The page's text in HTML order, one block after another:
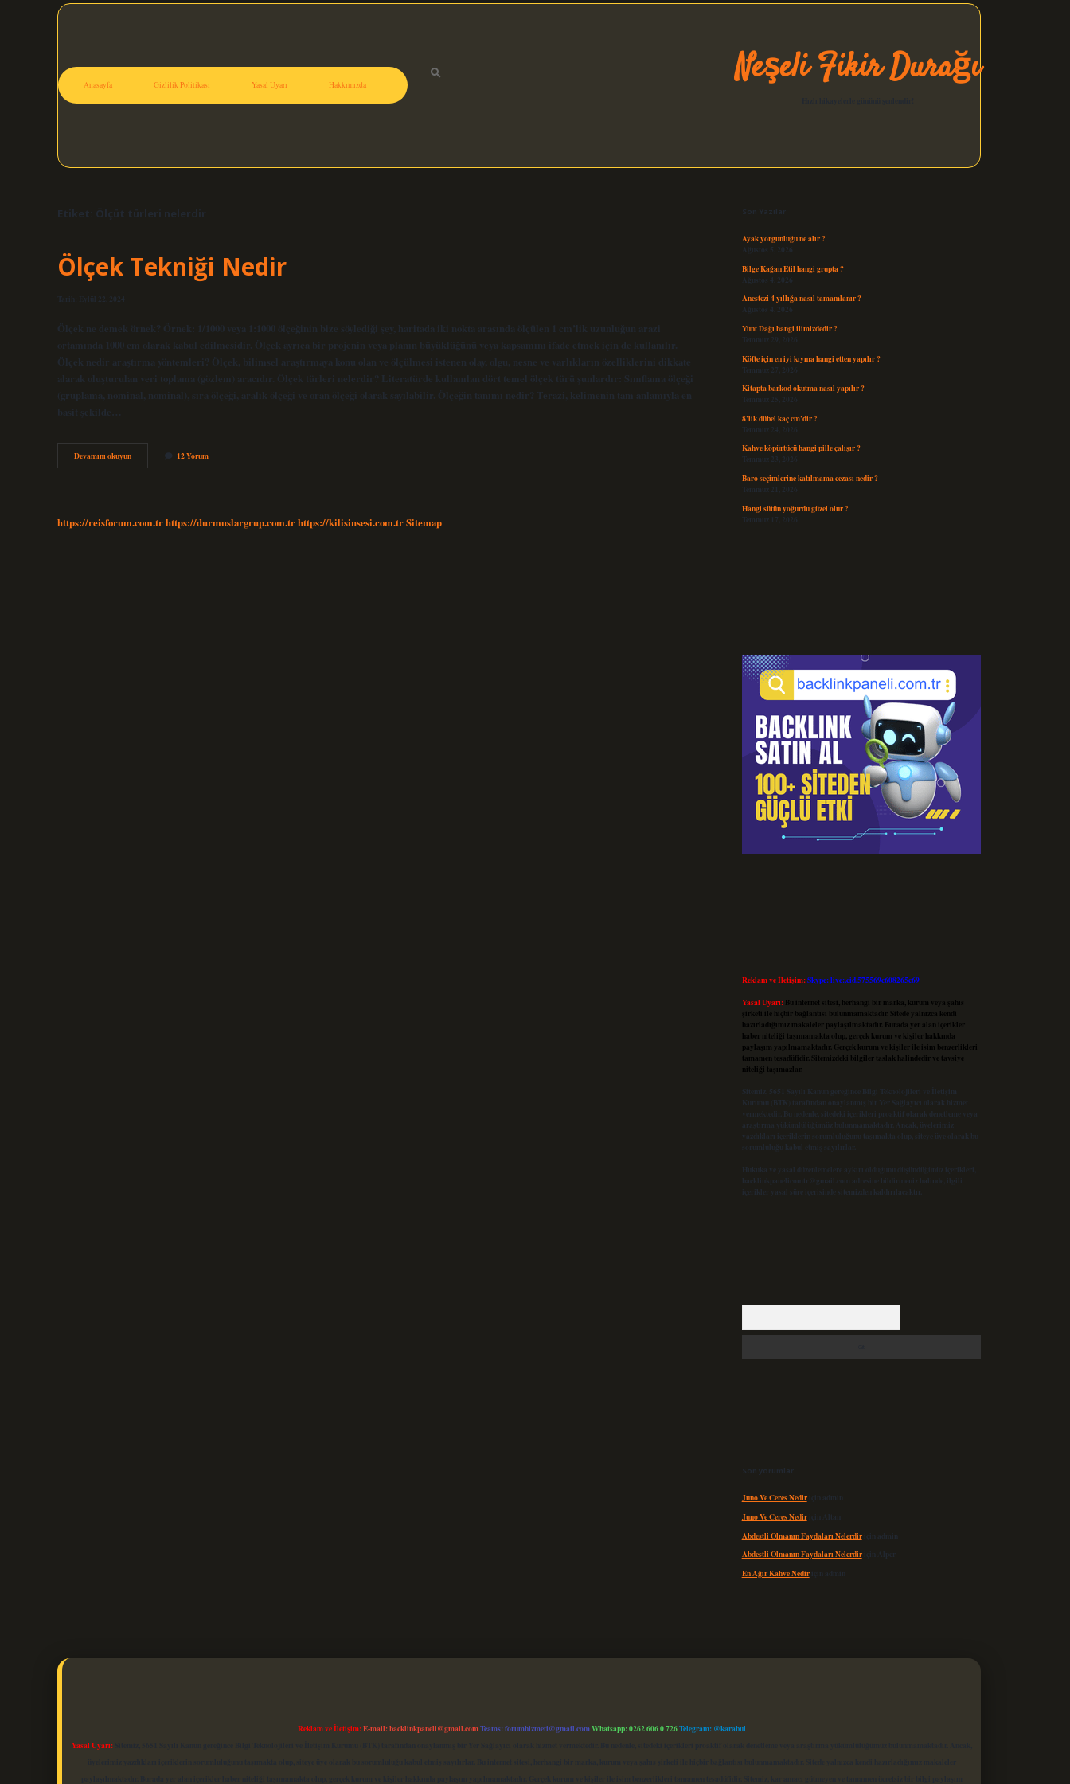
Anasayfa Gizlilik Politikası Yasal Uyarı Hakkımızda Neşeli Fikir Durağı
Etiket: Ölçüt türleri nelerdir
Ölçek Tekniği Nedir
Tarih: Eylül 22, 2024
Ölçek ne demek örnek? Örnek: 1/1000 veya 1:1000 ölçeğinin bize söylediği şey, haritada iki nokta arasında ölçülen 1 cm’lik uzunluğun arazi
ortamında 1000 cm olarak kabul edilmesidir. Ölçek ayrıca bir projenin veya planın büyüklüğünü veya kapsamını ifade etmek için de kullanılır.
Ölçek nedir araştırma yöntemleri? Ölçek, bilimsel araştırmaya konu olan ve ölçülmesi istenen olay, olgu, nesne ve varlıkların özelliklerini dikkate
alarak oluşturulan veri toplama (gözlem) aracıdır. Ölçek türleri nelerdir? Literatürde kullanılan dört temel ölçek türü şunlardır: Sınıflama ölçeği
(gruplama, nominal, nominal), sıra ölçeği, aralık ölçeği ve oran ölçeği olarak sayılabilir. Ölçeğin tanımı nedir? Terazi, kelimenin tam anlamıyla en
basit şekilde…
Devamını okuyunÖlçek
Tekniği
12 Yorum
https://reisforum.com.trhttps://durmuslargrup.com.trhttps://kilisinsesi.com.trSitemap
Son Yazılar
Ayak yorgunluğu ne alır ?
Ağustos 5, 2026
Bilge Kağan Etil hangi grupta ?
Ağustos 4, 2026
Anestezi 4 yıllığa nasıl tamamlanır ?
Ağustos 4, 2026
Yunt Dağı hangi ilimizdedir ?
Temmuz 29, 2026
Köfte için en iyi kıyma hangi etten yapılır ?
Temmuz 27, 2026
Kitapta barkod okutma nasıl yapılır ?
Temmuz 25, 2026
8’lik dübel kaç cm’dir ?
Temmuz 24, 2026
Kahve köpürtücü hangi pille çalışır ?
Temmuz 23, 2026
Baro seçimlerine katılmama cezası nedir ?
Temmuz 21, 2026
Hangi sütün yoğurdu güzel olur ?
Temmuz 17, 2026
Reklam ve İletişim:Skype: live:.cid.575569c608265c69
Yasal Uyarı: Bu internet sitesi, herhangi bir marka, kurum veya şahıs
şirketi ile hiçbir bağlantısı bulunmamaktadır. Sitede yalnızca kendi
hazırladığımız makaleler paylaşılmaktadır. Burada yer alan içerikler
haber niteliği taşımamakta olup, gerçek kurum ve kişiler hakkında
paylaşım yapılmamaktadır. Gerçek kurum ve kişiler ile isim benzerlikleri
tamamen tesadüfidir. Sitemizdeki bilgiler taslak halindedir ve tavsiye
niteliği taşımazlar.
Sitemiz, 5651 Sayılı Kanun gereğince Bilgi Teknolojileri ve İletişim
Kurumu (BTK) tarafından onaylanmış bir Yer Sağlayıcı olarak hizmet
vermektedir. Bu nedenle, sitedeki içerikleri proaktif olarak denetleme veya
araştırma yükümlülüğümüz bulunmamaktadır. Ancak, üyelerimiz
yazdıkları içeriklerin sorumluluğunu taşımakta olup, siteye üye olarak bu
sorumluluğu kabul etmiş sayılırlar.
Hukuka ve yasal düzenlemelere aykırı olduğunu düşündüğünüz içerikleri,
backlinkpanelicomtr@gmail.com adresine bildirmeniz halinde, ilgili
içerikler yasal süre içerisinde sitemizden kaldırılacaktır.
Son yorumlar
Juno Ve Ceres Nediriçin admin
Juno Ve Ceres Nediriçin Altan
Abdestli Olmanın Faydaları Nelerdiriçin admin
Abdestli Olmanın Faydaları Nelerdiriçin Alper
En Ağır Kahve Nediriçin admin
Reklam ve İletişim:E-mail:backlinkpaneli@gmail.comTeams:forumhizmeti@gmail.comWhatsapp: 0262 606 0 726Telegram: @karabul
Yasal Uyarı:Sitemiz, 5651 Sayılı Kanun gereğince Bilgi Teknolojileri ve İletişim Kurumu (BTK) tarafından onaylanmış bir Yer Sağlayıcı olarak hizmet vermektedir. Bu nedenle, sitedeki içerikleri proaktif olarak denetleme veya araştırma yükümlülüğümüz bulunmamaktadır. Ancak,